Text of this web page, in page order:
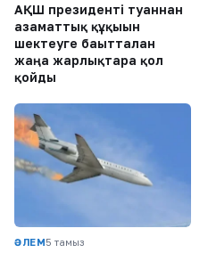
АҚШ президенті туғаннан
азаматтық құқығын
шектеуге бағытталған
жаңа жарлықтарға қол
қойды
ӘЛЕМ5 тамыз